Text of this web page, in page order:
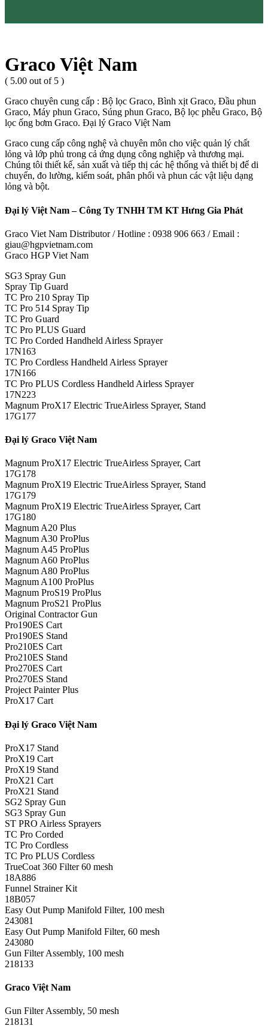
Graco Việt Nam
( 5.00 out of 5 )
Graco chuyên cung cấp : Bộ lọc Graco, Bình xịt Graco, Đầu phun
Graco, Máy phun Graco, Súng phun Graco, Bộ lọc phễu Graco, Bộ
lọc ống bơm Graco. Đại lý Graco Việt Nam
Graco cung cấp công nghệ và chuyên môn cho việc quản lý chất
lỏng và lớp phủ trong cả ứng dụng công nghiệp và thương mại.
Chúng tôi thiết kế, sản xuất và tiếp thị các hệ thống và thiết bị để di
chuyển, đo lường, kiểm soát, phân phối và phun các vật liệu dạng
lỏng và bột.
Đại lý Việt Nam – Công Ty TNHH TM KT Hưng Gia Phát
Graco Viet Nam Distributor / Hotline : 0938 906 663 / Email :
giau@hgpvietnam.com
Graco HGP Viet Nam
SG3 Spray Gun
Spray Tip Guard
TC Pro 210 Spray Tip
TC Pro 514 Spray Tip
TC Pro Guard
TC Pro PLUS Guard
TC Pro Corded Handheld Airless Sprayer
17N163
TC Pro Cordless Handheld Airless Sprayer
17N166
TC Pro PLUS Cordless Handheld Airless Sprayer
17N223
Magnum ProX17 Electric TrueAirless Sprayer, Stand
17G177
Đại lý Graco Việt Nam
Magnum ProX17 Electric TrueAirless Sprayer, Cart
17G178
Magnum ProX19 Electric TrueAirless Sprayer, Stand
17G179
Magnum ProX19 Electric TrueAirless Sprayer, Cart
17G180
Magnum A20 Plus
Magnum A30 ProPlus
Magnum A45 ProPlus
Magnum A60 ProPlus
Magnum A80 ProPlus
Magnum A100 ProPlus
Magnum ProS19 ProPlus
Magnum ProS21 ProPlus
Original Contractor Gun
Pro190ES Cart
Pro190ES Stand
Pro210ES Cart
Pro210ES Stand
Pro270ES Cart
Pro270ES Stand
Project Painter Plus
ProX17 Cart
Đại lý Graco Việt Nam
ProX17 Stand
ProX19 Cart
ProX19 Stand
ProX21 Cart
ProX21 Stand
SG2 Spray Gun
SG3 Spray Gun
ST PRO Airless Sprayers
TC Pro Corded
TC Pro Cordless
TC Pro PLUS Cordless
TrueCoat 360 Filter 60 mesh
18A886
Funnel Strainer Kit
18B057
Easy Out Pump Manifold Filter, 100 mesh
243081
Easy Out Pump Manifold Filter, 60 mesh
243080
Gun Filter Assembly, 100 mesh
218133
Graco Việt Nam
Gun Filter Assembly, 50 mesh
218131